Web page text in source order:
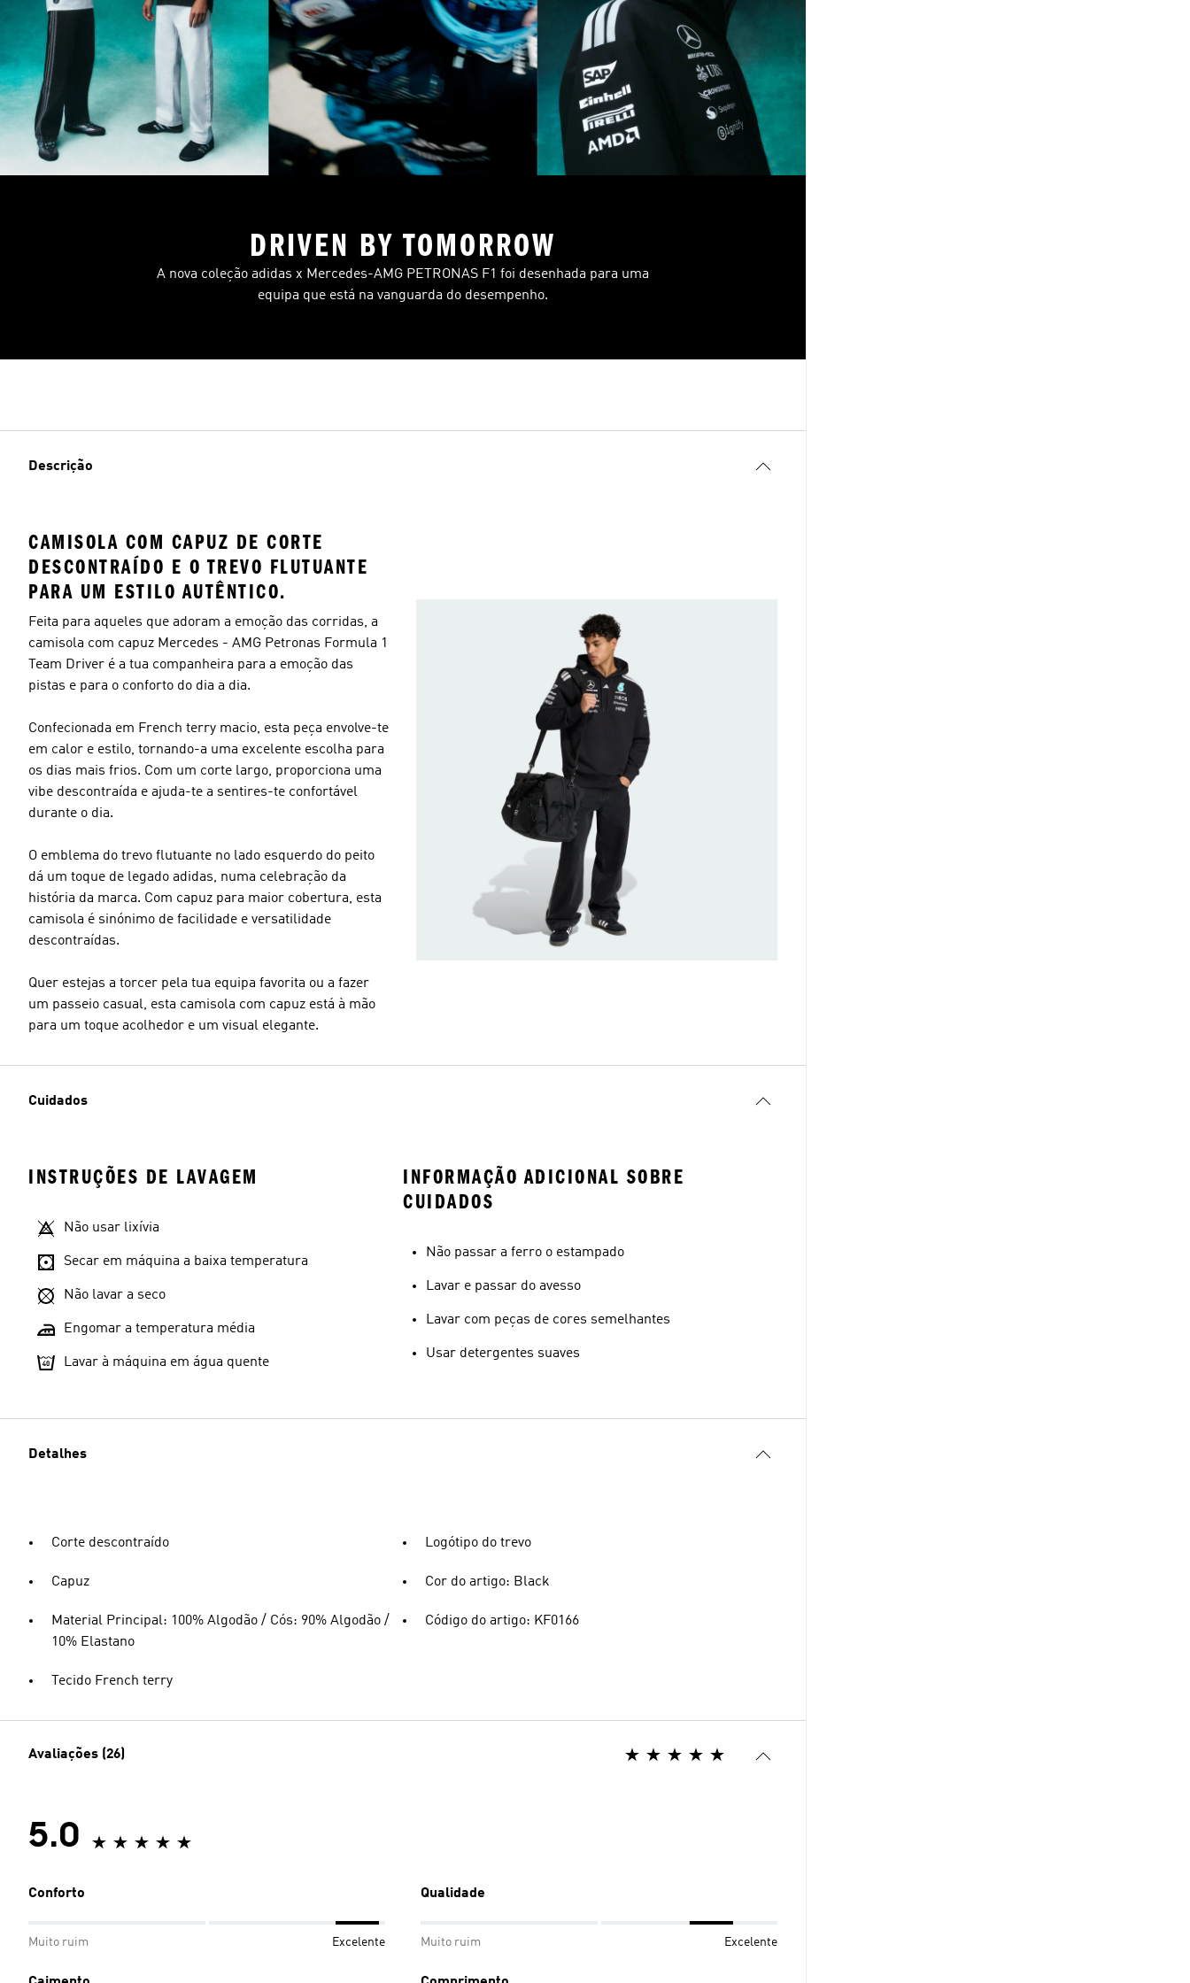
DRIVEN BY TOMORROW
A nova coleção adidas x Mercedes-AMG PETRONAS F1 foi desenhada para uma
equipa que está na vanguarda do desempenho.
Descrição
CAMISOLA COM CAPUZ DE CORTE
DESCONTRAÍDO E O TREVO FLUTUANTE
PARA UM ESTILO AUTÊNTICO.
Feita para aqueles que adoram a emoção das corridas, a
camisola com capuz Mercedes - AMG Petronas Formula 1
Team Driver é a tua companheira para a emoção das
pistas e para o conforto do dia a dia.
Confecionada em French terry macio, esta peça envolve-te
em calor e estilo, tornando-a uma excelente escolha para
os dias mais frios. Com um corte largo, proporciona uma
vibe descontraída e ajuda-te a sentires-te confortável
durante o dia.
O emblema do trevo flutuante no lado esquerdo do peito
dá um toque de legado adidas, numa celebração da
história da marca. Com capuz para maior cobertura, esta
camisola é sinónimo de facilidade e versatilidade
descontraídas.
Quer estejas a torcer pela tua equipa favorita ou a fazer
um passeio casual, esta camisola com capuz está à mão
para um toque acolhedor e um visual elegante.
Cuidados
INSTRUÇÕES DE LAVAGEM
Não usar lixívia
Secar em máquina a baixa temperatura
Não lavar a seco
Engomar a temperatura média
Lavar à máquina em água quente
INFORMAÇÃO ADICIONAL SOBRE
CUIDADOS
Não passar a ferro o estampado
Lavar e passar do avesso
Lavar com peças de cores semelhantes
Usar detergentes suaves
Detalhes
Corte descontraído
Capuz
Material Principal: 100% Algodão / Cós: 90% Algodão /
10% Elastano
Tecido French terry
Logótipo do trevo
Cor do artigo: Black
Código do artigo: KF0166
Avaliações (26)
5.0
Conforto
Muito ruim Excelente
Qualidade
Muito ruim Excelente